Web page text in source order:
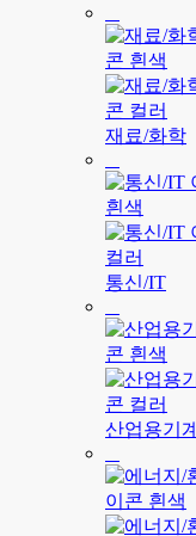
재료/화학
통신/IT
산업용기계